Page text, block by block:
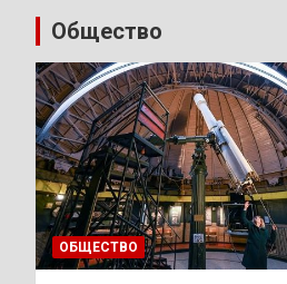
Общество
ОБЩЕСТВО